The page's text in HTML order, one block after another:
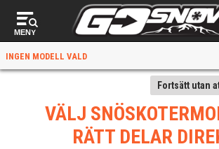
MENY
INGEN MODELL VALD
Fortsätt utan
VÄLJ
RÄTT DELAR